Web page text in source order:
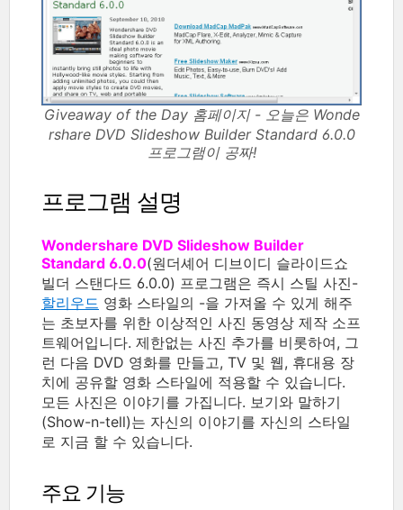
Giveaway of the Day 홈페이지 - 오늘은 Wonde
rshare DVD Slideshow Builder Standard 6.0.0
프로그램이 공짜!
프로그램 설명
Wondershare DVD Slideshow Builder
Standard 6.0.0(원더셰어 디브이디 슬라이드쇼
빌더 스탠다드 6.0.0) 프로그램은 즉시 스틸 사진-
할리우드 영화 스타일의 -을 가져올 수 있게 해주
는 초보자를 위한 이상적인 사진 동영상 제작 소프
트웨어입니다. 제한없는 사진 추가를 비롯하여, 그
런 다음 DVD 영화를 만들고, TV 및 웹, 휴대용 장
치에 공유할 영화 스타일에 적용할 수 있습니다.
모든 사진은 이야기를 가집니다. 보기와 말하기
(Show-n-tell)는 자신의 이야기를 자신의 스타일
로 지금 할 수 있습니다.
주요 기능